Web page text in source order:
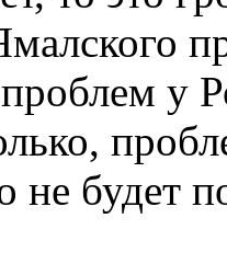
проблем у
не будет